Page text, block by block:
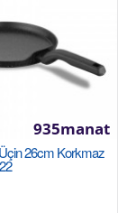
26cm Korkmaz
935manat